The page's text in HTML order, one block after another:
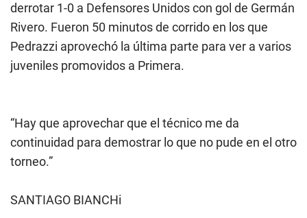
derrotar 1-0 a Defensores Unidos con gol de Germán
Rivero. Fueron 50 minutos de corrido en los que
Pedrazzi aprovechó la última parte para ver a varios
juveniles promovidos a Primera.
“Hay que aprovechar que el técnico me da
continuidad para demostrar lo que no pude en el otro
torneo.”
SANTIAGO BIANCHi